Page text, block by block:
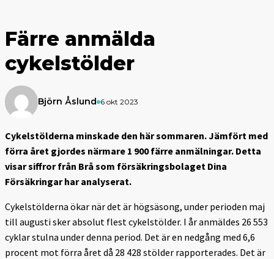
Färre anmälda
cykelstölder
Björn Åslund 6 okt 2023
Cykelstölderna minskade den här sommaren. Jämfört med
förra året gjordes närmare 1 900 färre anmälningar. Detta
visar siffror från Brå som försäkringsbolaget Dina
Försäkringar har analyserat.
Cykelstölderna ökar när det är högsäsong, under perioden maj
till augusti sker absolut flest cykelstölder. I år anmäldes 26 553
cyklar stulna under denna period. Det är en nedgång med 6,6
procent mot förra året då 28 428 stölder rapporterades. Det är